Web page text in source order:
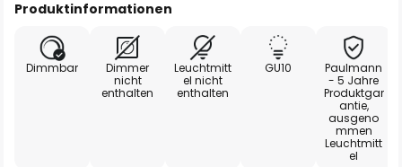
Produktinformationen
Dimmbar
Dimmer
nicht
enthalten
Leuchtmitt
el nicht
enthalten
GU10
Paulmann
- 5 Jahre
Produktgar
antie,
ausgeno
mmen
Leuchtmitt
el